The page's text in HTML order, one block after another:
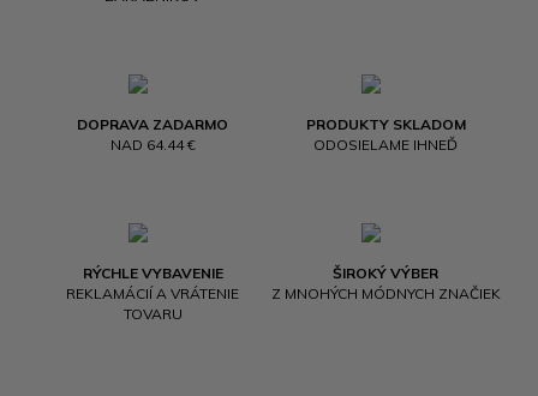
DOPRAVA ZADARMO
NAD 64.44 €
PRODUKTY SKLADOM
ODOSIELAME IHNEĎ
RÝCHLE VYBAVENIE
REKLAMÁCIÍ A VRÁTENIE
TOVARU
ŠIROKÝ VÝBER
Z MNOHÝCH MÓDNYCH ZNAČIEK